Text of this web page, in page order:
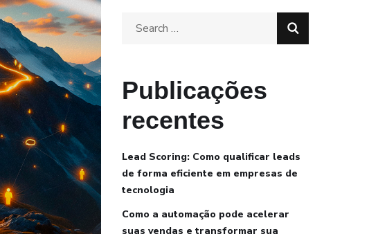
Publicações
recentes
Lead Scoring: Como qualificar leads
de forma eficiente em empresas de
tecnologia
Como a automação pode acelerar
suas vendas e transformar sua